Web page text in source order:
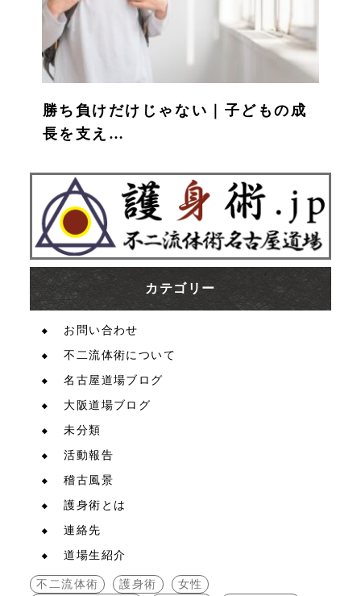
勝ち負けだけじゃない｜子どもの成
長を支え…
カテゴリー
お問い合わせ
不二流体術について
名古屋道場ブログ
大阪道場ブログ
未分類
活動報告
稽古風景
護身術とは
連絡先
道場生紹介
不二流体術 護身術
女性